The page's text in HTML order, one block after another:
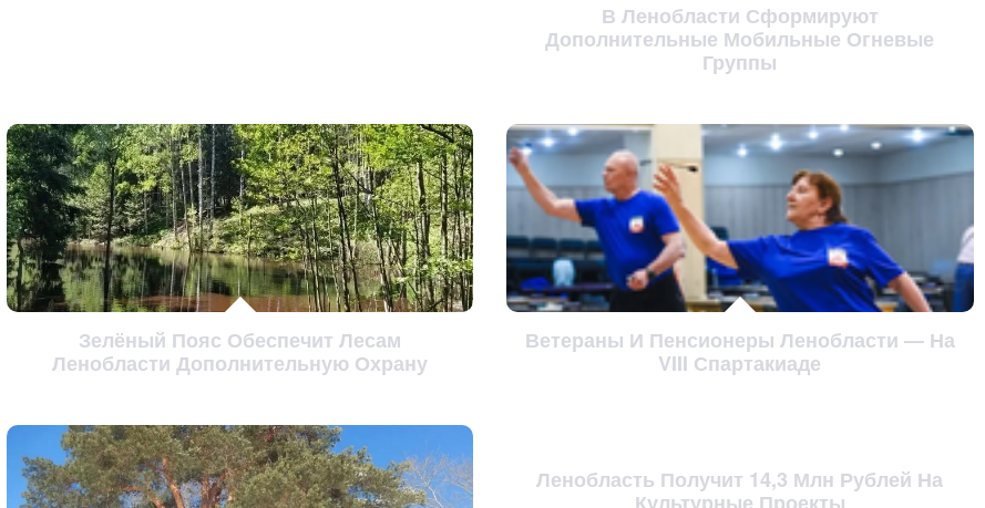
В Ленобласти Сформируют
Дополнительные Мобильные Огневые
Группы
Зелёный Пояс Обеспечит Лесам
Ленобласти Дополнительную Охрану
Ветераны И Пенсионеры Ленобласти — На
VIII Спартакиаде
Ленобласть Получит 14,3 Млн Рублей На